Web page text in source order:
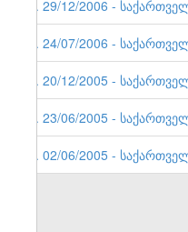
5. 29/12/2006 -
4. 24/07/2006 -
3. 20/12/2005 -
2. 23/06/2005 -
1. 02/06/2005 -